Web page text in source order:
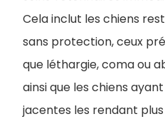
Cela inclut les chiens
sans protection, ceux
que léthargie, coma ou
ainsi que les chiens
jacentes les rendant